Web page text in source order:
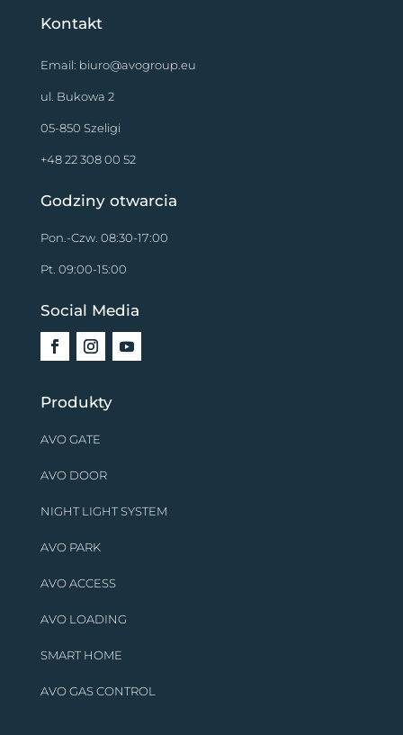
Kontakt
Email: biuro@avogroup.eu
ul. Bukowa 2
05-850 Szeligi
+48 22 308 00 52
Godziny otwarcia
Pon.-Czw. 08:30-17:00
Pt. 09:00-15:00
Social Media
Produkty
AVO GATE
AVO DOOR
NIGHT LIGHT SYSTEM
AVO PARK
AVO ACCESS
AVO LOADING
SMART HOME
AVO GAS CONTROL